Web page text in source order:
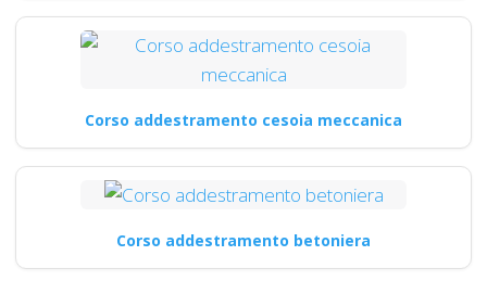
Corso addestramento cesoia meccanica
Corso addestramento betoniera